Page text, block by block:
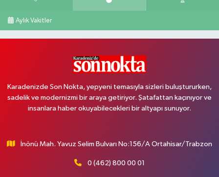
Aylık Vakitler
Karadenizde Son Nokta, yepyeni temasıyla sizleri buluştururken,
sadelik ve modernizmi bir araya getiriyor. Şatafattan kaçınıyor ve
insanlara haber okuyabilecekleri bir altyapı sunuyor.
İnönü Mah. Yavuz Selim Bulvarı No:156/A Ortahisar/Trabzon
0 (462) 800 00 01